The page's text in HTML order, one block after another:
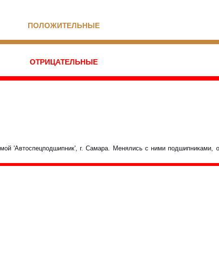
ПОЛОЖИТЕЛЬНЫЕ
ОТРИЦАТЕЛЬНЫЕ
'Автоспецподшипник', г. Самара. Менялись с ними подшипниками,